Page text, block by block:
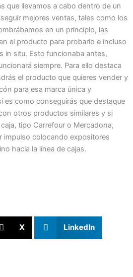
que llevamos a cabo dentro de un
mejores ventas, tales como los
en un principio, las
el producto para probarlo e incluso
in situ. Esto funcionaba antes,
siempre. Para ello destaca
el producto que quieres vender y
para esa marca única y
es como conseguirás que destaque
otros productos similares y si
tipo Carrefour o Mercadona,
impulso colocando expositores
hacia la línea de cajas.
X LinkedIn